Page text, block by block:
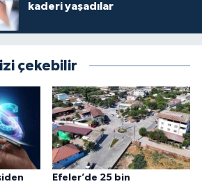
kaderi yaşadılar
çekebilir
Efeler’de 25 bin